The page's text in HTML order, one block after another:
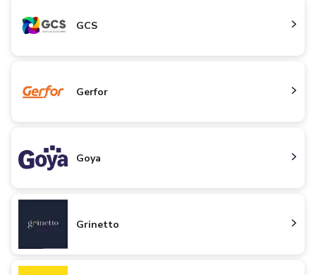
GCS
Gerfor
Goya
Grinetto